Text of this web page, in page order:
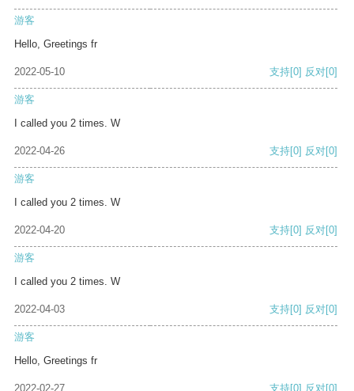
游客
Hello, Greetings fr
2022-05-10 支持[0] 反对[0]
游客
I called you 2 times. W
2022-04-26 支持[0] 反对[0]
游客
I called you 2 times. W
2022-04-20 支持[0] 反对[0]
游客
I called you 2 times. W
2022-04-03 支持[0] 反对[0]
游客
Hello, Greetings fr
2022-02-27 支持[0] 反对[0]